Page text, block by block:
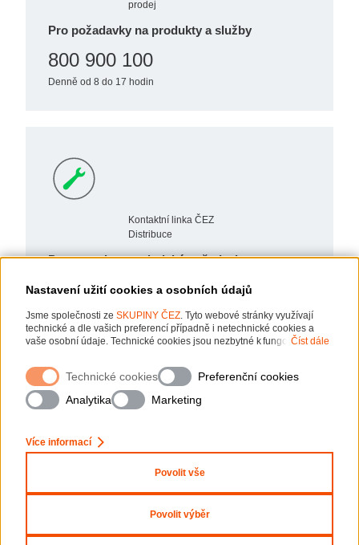
Nastavení užití cookies a osobních údajů
Jsme společnosti ze SKUPINY ČEZ. Tyto webové stránky využívají
technické a dle vašich preferencí případně i netechnické cookies a
vaše osobní údaje. Technické cookies jsou nezbytné k fungování
webové stránky vašim preferencím, k personalizaci reklam a analytice.
Pro sběr a zpracování netechnických cookies a vašich osobních údajů
nám můžete udělit souhlas. Bližší informace o vašich právech,
zpracování osobních údajů, včetně možnosti odvolání udělených
Číst dále
Technické cookies
Preferenční cookies
Analytika
Marketing
Více informací
Povolit vše
Povolit výběr
prodej
Pro požadavky na produkty a služby
800 900 100
Denně od 8 do 17 hodin
Kontaktní linka ČEZ
Distribuce
Pro poruchy a technické požadavky
800 850 860
Nonstop
Nastavení cookies